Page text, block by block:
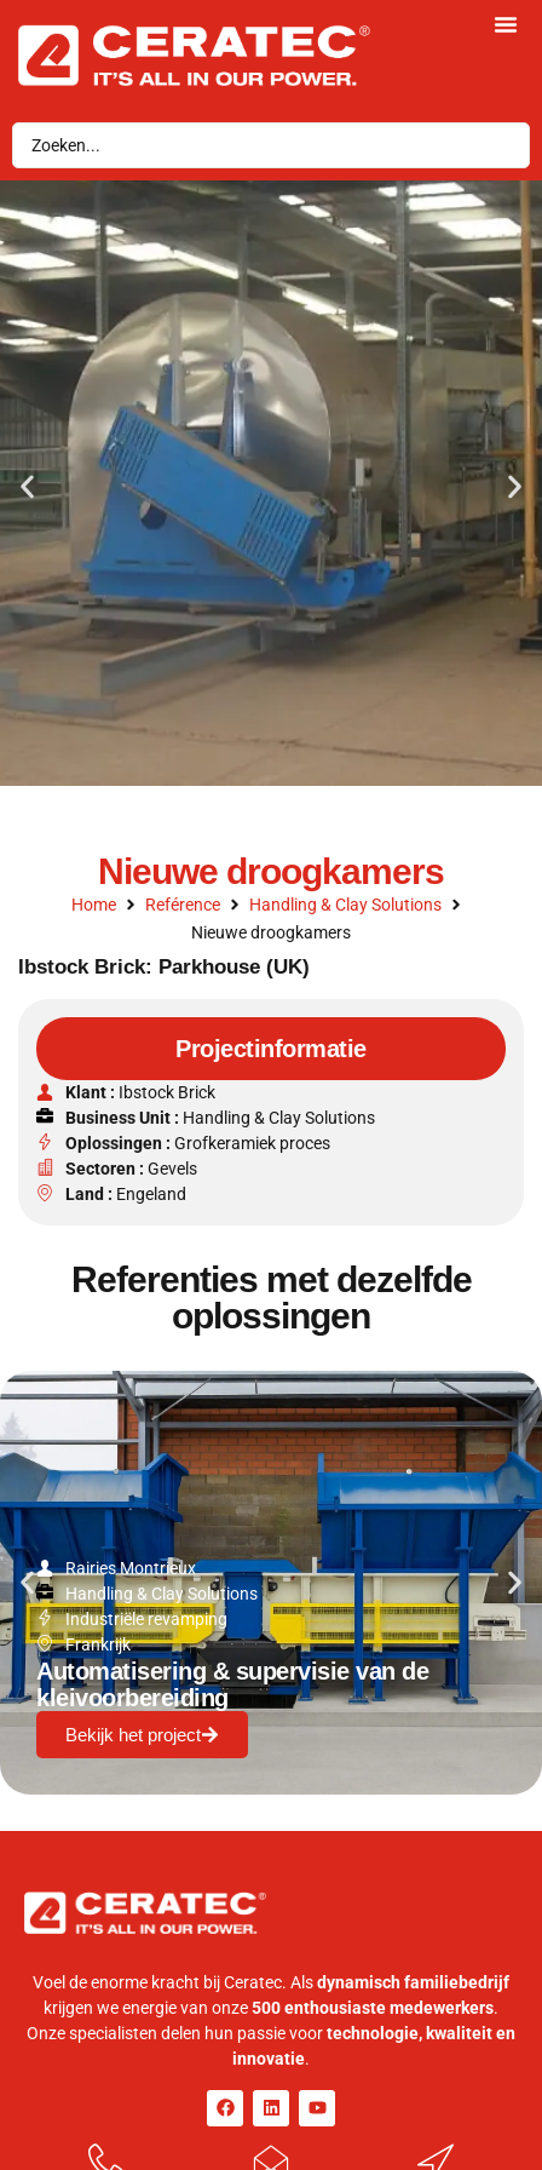
Nieuwe droogkamers
Home Reférence
Handling & Clay Solutions
Nieuwe droogkamers
Ibstock Brick: Parkhouse (UK)
Projectinformatie
Klant : Ibstock Brick
Business Unit : Handling & Clay Solutions
Oplossingen : Grofkeramiek proces
Sectoren : Gevels
Land : Engeland
Referenties met dezelfde
oplossingen
Rairies Montrieux
Handling & Clay Solutions
Industriële revamping
Frankrijk
Automatisering & supervisie van de
kleivoorbereiding
Bekijk het project
Voel de enorme kracht bij Ceratec. Alsdynamisch familiebedrijf
krijgen we energie van onze500 enthousiaste medewerkers.
Onze specialisten delen hun passie voortechnologie, kwaliteit en
innovatie.